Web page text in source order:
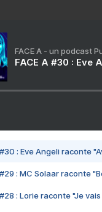
FACE A - un podcast
FACE A #30 : Eve
#30 : Eve Angeli raconte
#29 : MC Solaar raconte
#28 : Lorie raconte "Je